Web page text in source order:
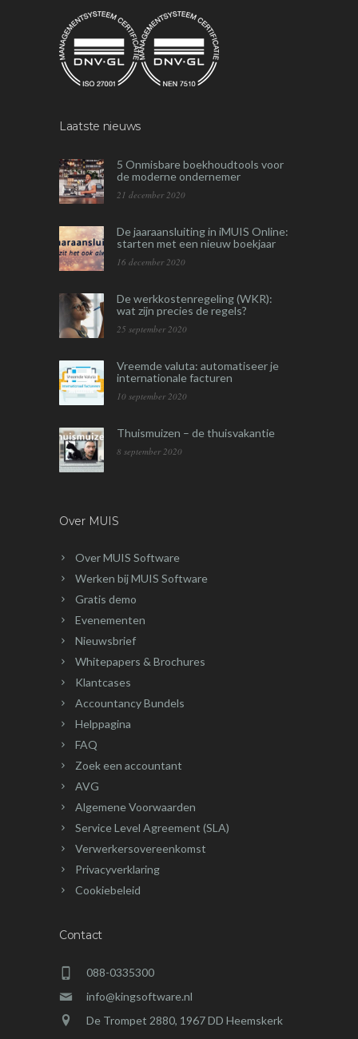
Laatste nieuws
5 Onmisbare boekhoudtools voor
de moderne ondernemer
21 december 2020
De jaaraansluiting in iMUIS Online:
starten met een nieuw boekjaar
16 december 2020
De werkkostenregeling (WKR):
wat zijn precies de regels?
25 september 2020
Vreemde valuta: automatiseer je
internationale facturen
10 september 2020
Thuismuizen – de thuisvakantie
8 september 2020
Over MUIS
Over MUIS Software
Werken bij MUIS Software
Gratis demo
Evenementen
Nieuwsbrief
Whitepapers & Brochures
Klantcases
Accountancy Bundels
Helppagina
FAQ
Zoek een accountant
AVG
Algemene Voorwaarden
Service Level Agreement (SLA)
Verwerkersovereenkomst
Privacyverklaring
Cookiebeleid
Contact
088-0335300
info@kingsoftware.nl
De Trompet 2880, 1967 DD Heemskerk